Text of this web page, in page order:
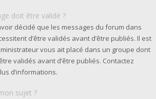
doit être validé ?
décidé que les messages du forum dans
d’être validés avant d’être publiés. Il est
vous ait placé dans un groupe dont
validés avant d’être publiés. Contactez
d’informations.
sujet ?